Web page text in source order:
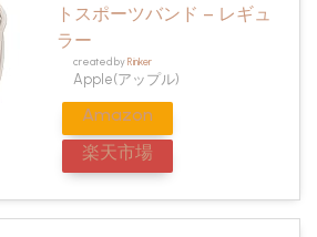
トスポーツバンド – レギュ
ラー
created byRinker
Apple(アップル)
Amazon
楽天市場